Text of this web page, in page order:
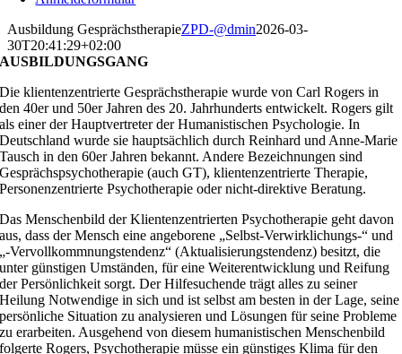
Ausbildung GesprächstherapieZPD-@dmin2026-03-
30T20:41:29+02:00
AUSBILDUNGSGANG
Die klientenzentrierte Gesprächstherapie wurde von Carl Rogers in
den 40er und 50er Jahren des 20. Jahrhunderts entwickelt. Rogers gilt
als einer der Hauptvertreter der Humanistischen Psychologie. In
Deutschland wurde sie hauptsächlich durch Reinhard und Anne-Marie
Tausch in den 60er Jahren bekannt. Andere Bezeichnungen sind
Gesprächspsychotherapie (auch GT), klientenzentrierte Therapie,
Personenzentrierte Psychotherapie oder nicht-direktive Beratung.
Das Menschenbild der Klientenzentrierten Psychotherapie geht davon
aus, dass der Mensch eine angeborene „Selbst-Verwirklichungs-“ und
„-Vervollkommnungstendenz“ (Aktualisierungstendenz) besitzt, die
unter günstigen Umständen, für eine Weiterentwicklung und Reifung
der Persönlichkeit sorgt. Der Hilfesuchende trägt alles zu seiner
Heilung Notwendige in sich und ist selbst am besten in der Lage, seine
persönliche Situation zu analysieren und Lösungen für seine Probleme
zu erarbeiten. Ausgehend von diesem humanistischen Menschenbild
folgerte Rogers, Psychotherapie müsse ein günstiges Klima für den